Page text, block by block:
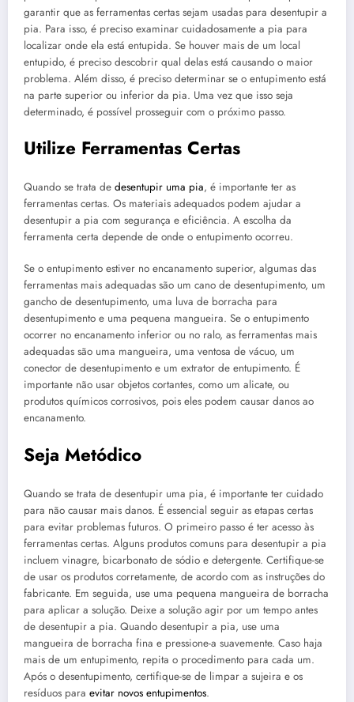
garantir que as ferramentas certas sejam usadas para desentupir a
pia. Para isso, é preciso examinar cuidadosamente a pia para
localizar onde ela está entupida. Se houver mais de um local
entupido, é preciso descobrir qual delas está causando o maior
problema. Além disso, é preciso determinar se o entupimento está
na parte superior ou inferior da pia. Uma vez que isso seja
determinado, é possível prosseguir com o próximo passo.
Utilize Ferramentas Certas
Quando se trata de desentupir uma pia, é importante ter as
ferramentas certas. Os materiais adequados podem ajudar a
desentupir a pia com segurança e eficiência. A escolha da
ferramenta certa depende de onde o entupimento ocorreu.
Se o entupimento estiver no encanamento superior, algumas das
ferramentas mais adequadas são um cano de desentupimento, um
gancho de desentupimento, uma luva de borracha para
desentupimento e uma pequena mangueira. Se o entupimento
ocorrer no encanamento inferior ou no ralo, as ferramentas mais
adequadas são uma mangueira, uma ventosa de vácuo, um
conector de desentupimento e um extrator de entupimento. É
importante não usar objetos cortantes, como um alicate, ou
produtos químicos corrosivos, pois eles podem causar danos ao
encanamento.
Seja Metódico
Quando se trata de desentupir uma pia, é importante ter cuidado
para não causar mais danos. É essencial seguir as etapas certas
para evitar problemas futuros. O primeiro passo é ter acesso às
ferramentas certas. Alguns produtos comuns para desentupir a pia
incluem vinagre, bicarbonato de sódio e detergente. Certifique-se
de usar os produtos corretamente, de acordo com as instruções do
fabricante. Em seguida, use uma pequena mangueira de borracha
para aplicar a solução. Deixe a solução agir por um tempo antes
de desentupir a pia. Quando desentupir a pia, use uma
mangueira de borracha fina e pressione-a suavemente. Caso haja
mais de um entupimento, repita o procedimento para cada um.
Após o desentupimento, certifique-se de limpar a sujeira e os
resíduos para evitar novos entupimentos.